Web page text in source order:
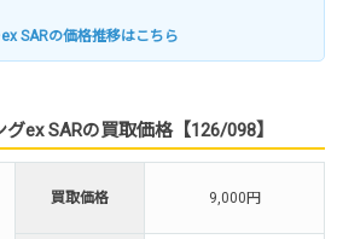
SARの価格推移はこちら
ex SARの買取価格【126/098】
買取価格 9,000円